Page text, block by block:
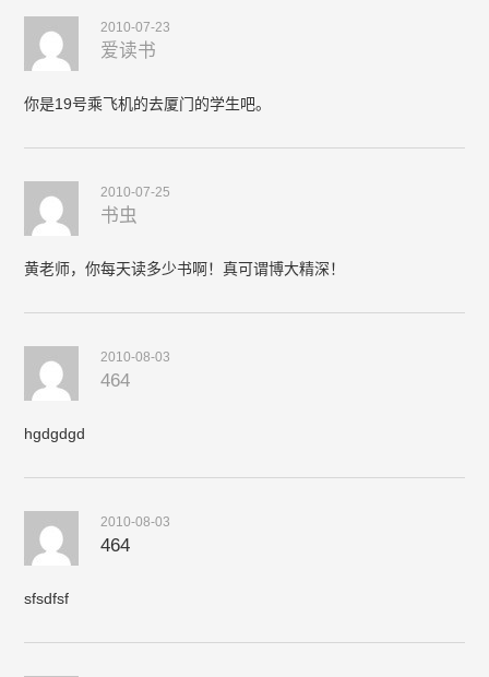
2010-07-23
爱读书
你是19号乘飞机的去厦门的学生吧。
2010-07-25
书虫
黄老师，你每天读多少书啊！真可谓博大精深！
2010-08-03
464
hgdgdgd
2010-08-03
464
sfsdfsf